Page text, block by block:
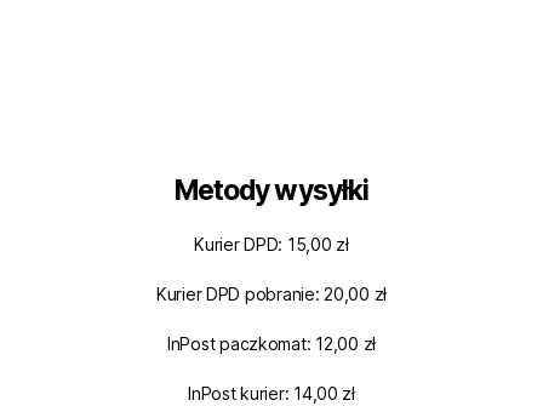
Metody wysyłki
Kurier DPD: 15,00 zł
Kurier DPD pobranie: 20,00 zł
InPost paczkomat: 12,00 zł
InPost kurier: 14,00 zł